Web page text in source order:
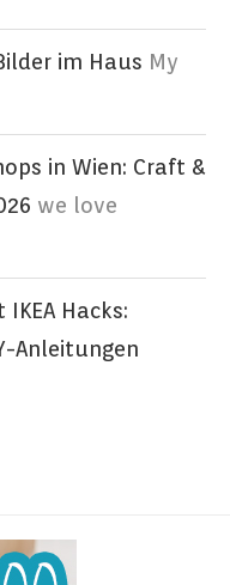
im Haus My
in Wien: Craft &
we love
Hacks:
Anleitungen